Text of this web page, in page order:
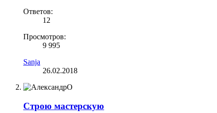
Ответов:
12
Просмотров:
9 995
Sanja
26.02.2018
Строю мастерскую